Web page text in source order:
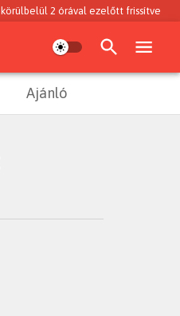
körülbelül 2 órával ezelőtt frissítve
Ajánló